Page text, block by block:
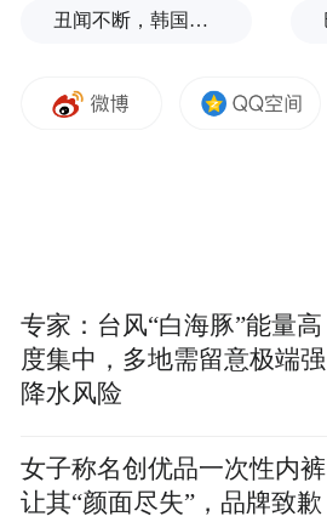
丑闻不断，韩国足协迎来“大清算”
专家：台风“白海豚”能量高
度集中，多地需留意极端强
降水风险
女子称名创优品一次性内裤
让其“颜面尽失”，品牌致歉